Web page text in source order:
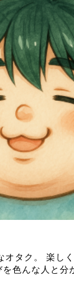
オタク。 楽し
色んな人と分